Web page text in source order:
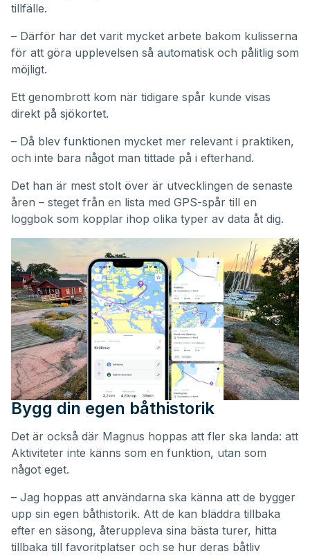
tillfälle.
– Därför har det varit mycket arbete bakom kulisserna
för att göra upplevelsen så automatisk och pålitlig som
möjligt.
Ett genombrott kom när tidigare spår kunde visas
direkt på sjökortet.
– Då blev funktionen mycket mer relevant i praktiken,
och inte bara något man tittade på i efterhand.
Det han är mest stolt över är utvecklingen de senaste
åren – steget från en lista med GPS-spår till en
loggbok som kopplar ihop olika typer av data åt dig.
Bygg din egen båthistorik
Det är också där Magnus hoppas att fler ska landa: att
Aktiviteter inte känns som en funktion, utan som
något eget.
– Jag hoppas att användarna ska känna att de bygger
upp sin egen båthistorik. Att de kan bläddra tillbaka
efter en säsong, återuppleva sina bästa turer, hitta
tillbaka till favoritplatser och se hur deras båtliv